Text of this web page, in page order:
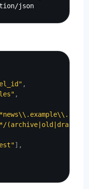
,
,
(archive|old|draft)/
] ,